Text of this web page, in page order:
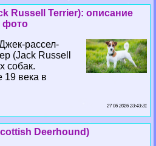
Russell Terrier): описание
фото
рассел-
(Jack Russell
собак.
19 века в
27 06 2026 23:43:31
Deerhound)